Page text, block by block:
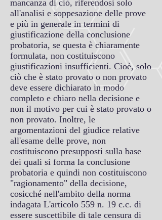
mancanza di ciò, riferendosi solo
all'analisi e soppesazione delle prove
e più in generale in termini di
giustificazione della conclusione
probatoria, se questa è chiaramente
formulata, non costituiscono
giustificazioni insufficienti. Cioè, solo
ciò che è stato provato o non provato
deve essere dichiarato in modo
completo e chiaro nella decisione e
non il motivo per cui è stato provato o
non provato. Inoltre, le
argomentazioni del giudice relative
all'esame delle prove, non
costituiscono presupposti sulla base
dei quali si forma la conclusione
probatoria e quindi non costituiscono
"ragionamento" della decisione,
cosicché nell'ambito della norma
indagata L'articolo 559 n. 19 c.c. di
essere suscettibile di tale censura di